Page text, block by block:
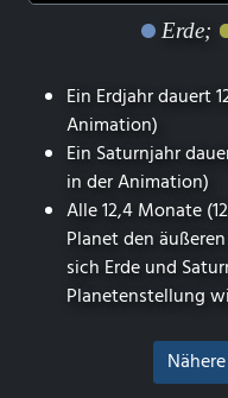
Erde;
Ein Erdjahr dauert
Animation)
Ein Saturnjahr
in der Animation)
Alle 12,4 Monate
Planet den
sich Erde und
Planetenstellung